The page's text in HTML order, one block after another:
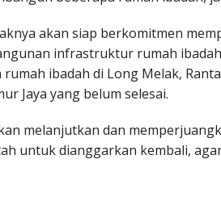
akan siap berkomitmen
infrastruktur rumah
ibadah di Long Melak,
Jaya yang belum selesai.
melanjutkan dan
untuk dianggarkan kembali,